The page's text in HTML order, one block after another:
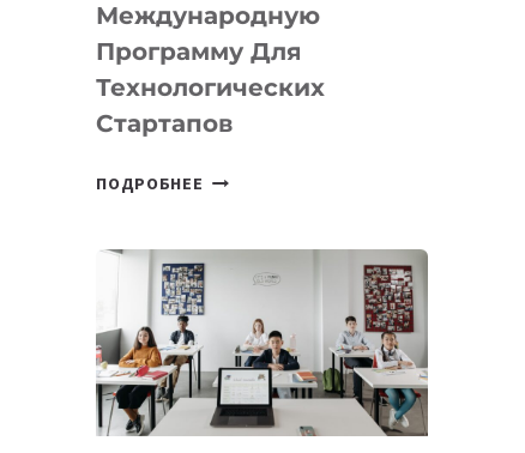
IT-
ПРЕДПРИНИМАТЕЛЬСТВО
Международную
Программу Для
Технологических
Стартапов
ПОДРОБНЕЕ ОТКРЫТ
DEAL
VELOCITY
MOST
—
МЕЖДУНАРОДНУЮ